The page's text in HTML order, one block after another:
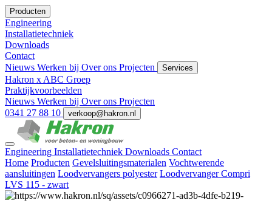
Producten
Engineering
Installatietechniek
Downloads
Contact
Nieuws Werken bij Over ons Projecten Services
Hakron x ABC Groep
Praktijkvoorbeelden
Nieuws Werken bij Over ons Projecten
0341 27 88 10
verkoop@hakron.nl
Engineering Installatietechniek Downloads Contact
Home Producten Gevelsluitingsmaterialen Vochtwerende
aansluitingen Loodvervangers polyester Loodvervanger Compri
LVS 115 - zwart